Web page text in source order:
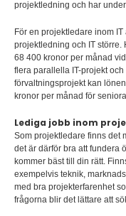
projektledning och har
För en projektledare inom
projektledning och IT
68 400 kronor per månad
flera parallella IT-projekt
förvaltningsprojekt kan
kronor per månad för
Lediga jobb inom
Som projektledare finns det
det är därför bra att fundera
kommer bäst till din rätt.
exempelvis teknik,
med bra projekterfarenhet
frågorna blir det lättare att